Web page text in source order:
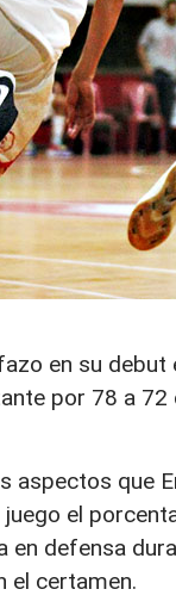
en su debut
por 78 a
aspectos que
el
en defensa
el certamen.